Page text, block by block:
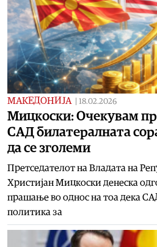
МАКЕДОНИЈА 18.02.2026
Мицкоски: Очекувам
САД билатералната
да се зголеми
Претседателот на Владата на
Христијан Мицкоски денеска
прашање во однос на тоа дека
политика за